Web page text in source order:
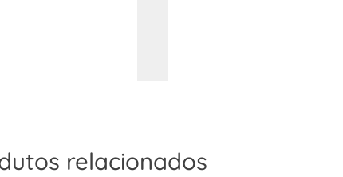
relacionados